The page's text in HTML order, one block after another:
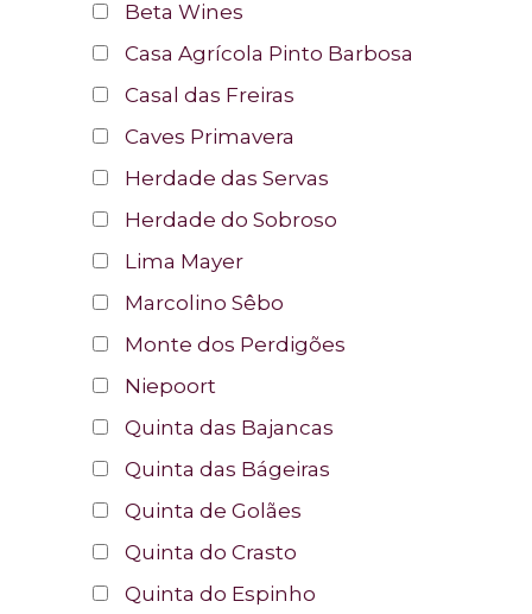
Beta Wines
Casa Agrícola Pinto Barbosa
Casal das Freiras
Caves Primavera
Herdade das Servas
Herdade do Sobroso
Lima Mayer
Marcolino Sêbo
Monte dos Perdigões
Niepoort
Quinta das Bajancas
Quinta das Bágeiras
Quinta de Golães
Quinta do Crasto
Quinta do Espinho